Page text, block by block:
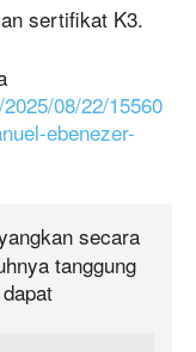
sertifikat K3.
08/22/15560
ebenezer-
secara
tanggung